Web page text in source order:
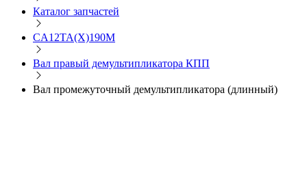
Каталог запчастей
CA12TA(X)190M
Вал правый демультипликатора КПП
Вал промежуточный демультипликатора (длинный)